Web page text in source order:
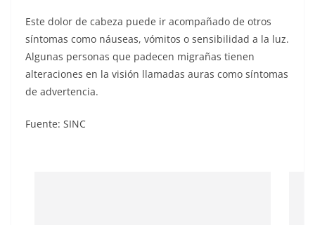
Este dolor de cabeza puede ir acompañado de otros
síntomas como náuseas, vómitos o sensibilidad a la luz.
Algunas personas que padecen migrañas tienen
alteraciones en la visión llamadas auras como síntomas
de advertencia.
Fuente: SINC